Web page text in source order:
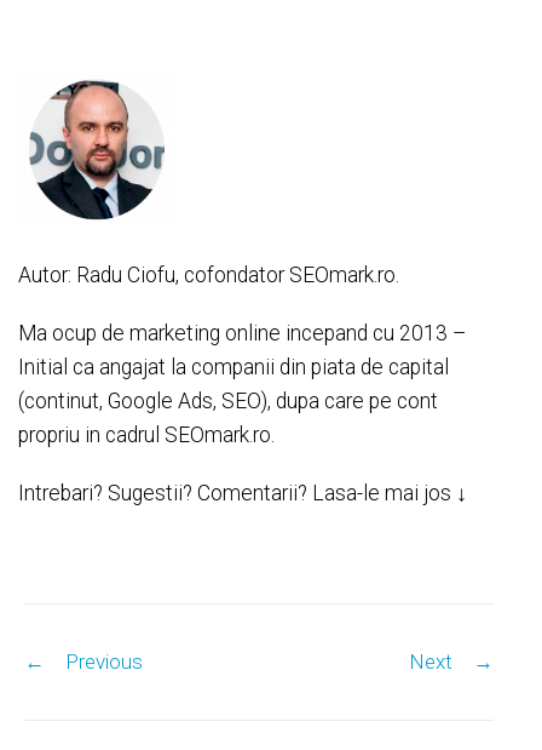
Autor: Radu Ciofu, cofondator SEOmark.ro.
Ma ocup de marketing online incepand cu 2013 –
Initial ca angajat la companii din piata de capital
(continut, Google Ads, SEO), dupa care pe cont
propriu in cadrul SEOmark.ro.
Intrebari? Sugestii? Comentarii? Lasa-le mai jos ↓
← Previous Next →